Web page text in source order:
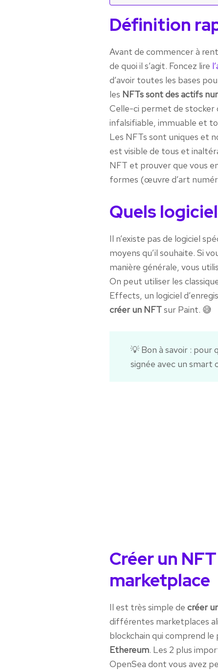
Définition
Avant de commencer à
de quoi il s’agit. Foncez lire
d’avoir toutes les bases
les NFTs sont des actifs
Celle-ci permet de stocker
infalsifiable, immuable et
Les NFTs sont uniques et
est visible de tous et
NFT et prouver que vous
formes (œuvre d’art
Quels
Il n’existe pas de logiciel
moyens qu’il souhaite. Si
manière générale, vous
On peut utiliser les
Effects, un logiciel
créer un NFTsur Paint. 😅
💡 Bon à savoir :
signée avec un smart
Créer un
marketplace
Il est très simple decréer
différentes marketplaces
blockchain qui comprend
Ethereum. Les 2 plus
OpenSea dont vous avez